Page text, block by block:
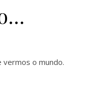
vermos o mundo.